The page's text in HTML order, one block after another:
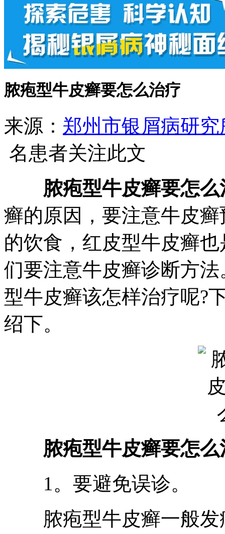
脓疱型牛皮癣要怎么治疗
来源： 郑州市银屑病研究
名患者关注此文
脓疱型牛皮癣要怎么
癣的原因，要注意牛皮
的饮食，红皮型牛皮癣
们要注意牛皮癣诊断方
型牛皮癣该怎样治疗呢?
绍下。
脓疱型牛皮癣要怎么
1。要避免误诊。
脓疱型牛皮癣一般发